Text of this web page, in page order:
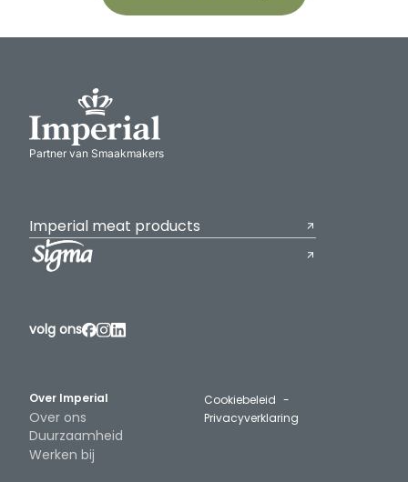
Partner van Smaakmakers
Imperial meat products
Over Imperial
Over ons
Duurzaamheid
Werken bij
volg ons
Cookiebeleid
Privacyverklaring